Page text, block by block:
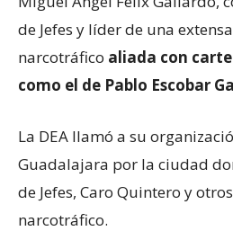
de Jefes y líder de una
narcotráfico aliada con
como el de Pablo Escobar
La DEA llamó a su
Guadalajara por la ciudad
de Jefes, Caro Quintero y
narcotráfico.